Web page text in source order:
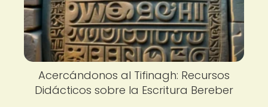
Acercándonos al Tifinagh: Recursos
Didácticos sobre la Escritura Bereber